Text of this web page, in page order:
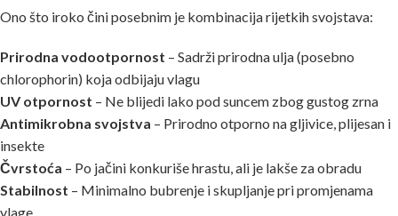
Ono što iroko čini posebnim je kombinacija rijetkih svojstava:
Prirodna vodootpornost – Sadrži prirodna ulja (posebno
chlorophorin) koja odbijaju vlagu
UV otpornost – Ne blijedi lako pod suncem zbog gustog zrna
Antimikrobna svojstva – Prirodno otporno na gljivice, plijesan i
insekte
Čvrstoća – Po jačini konkuriše hrastu, ali je lakše za obradu
Stabilnost – Minimalno bubrenje i skupljanje pri promjenama
vlage